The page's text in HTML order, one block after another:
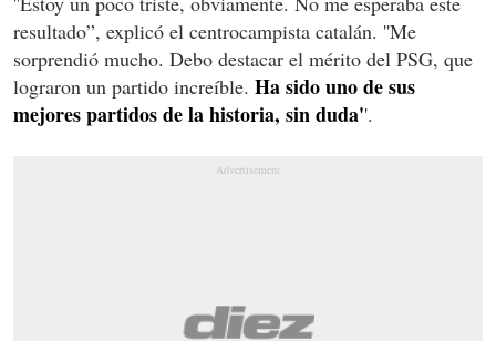
resultado”, explicó el centrocampista catalán. ''Me
sorprendió mucho. Debo destacar el mérito del PSG, que
lograron un partido increíble. Ha sido uno de sus
mejores partidos de la historia, sin duda''.